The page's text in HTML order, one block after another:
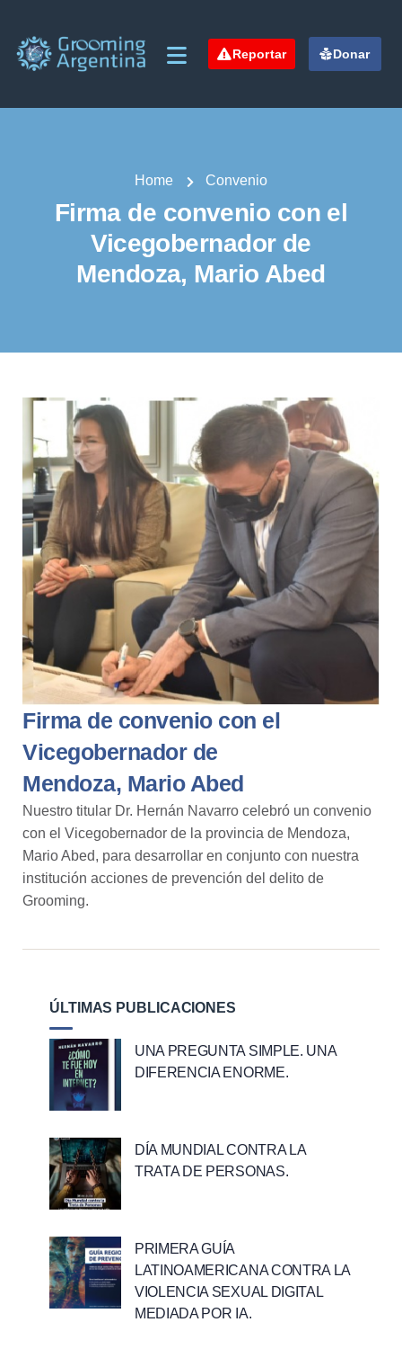
Reportar Donar
Home Convenio
Firma de convenio con el
Vicegobernador de
Mendoza, Mario Abed
Firma de convenio con el
Vicegobernador de
Mendoza, Mario Abed
Nuestro titular Dr. Hernán Navarro celebró un convenio
con el Vicegobernador de la provincia de Mendoza,
Mario Abed, para desarrollar en conjunto con nuestra
institución acciones de prevención del delito de
Grooming.
ÚLTIMAS PUBLICACIONES
UNA PREGUNTA SIMPLE. UNA
DIFERENCIA ENORME.
DÍA MUNDIAL CONTRA LA
TRATA DE PERSONAS.
PRIMERA GUÍA
LATINOAMERICANA CONTRA LA
VIOLENCIA SEXUAL DIGITAL
MEDIADA POR IA.